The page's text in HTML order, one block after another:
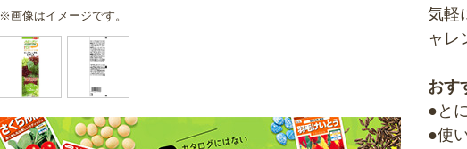
※画像はイメージです。
気軽
ャレ
おす
●と
●使